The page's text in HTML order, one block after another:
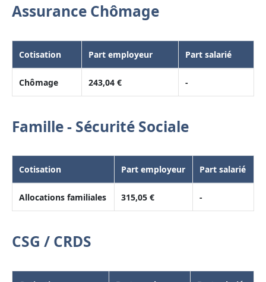
Assurance Chômage
Cotisation Part employeur Part salarié
Chômage 243,04 € -
Famille - Sécurité Sociale
Cotisation Part employeur Part salarié
Allocations familiales 315,05 € -
CSG / CRDS